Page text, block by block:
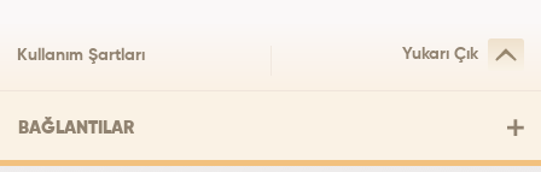
Kullanım Şartları Yukarı Çık
BAĞLANTILAR